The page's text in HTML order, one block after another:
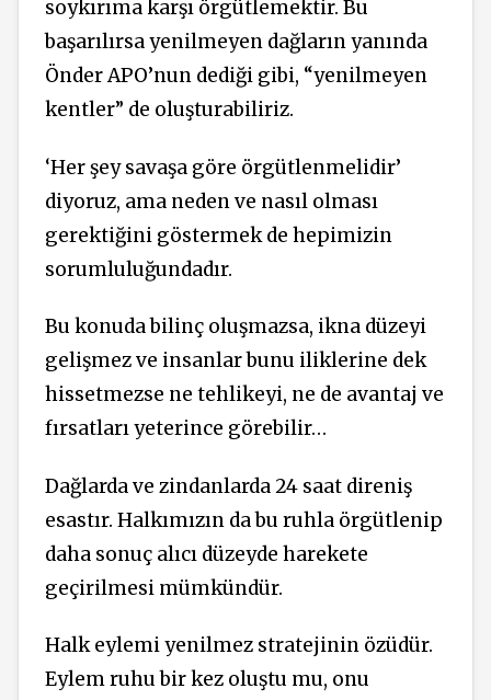
soykırıma karşı örgütlemektir. Bu
başarılırsa yenilmeyen dağların yanında
Önder APO’nun dediği gibi, “yenilmeyen
kentler” de oluşturabiliriz.
‘Her şey savaşa göre örgütlenmelidir’
diyoruz, ama neden ve nasıl olması
gerektiğini göstermek de hepimizin
sorumluluğundadır.
Bu konuda bilinç oluşmazsa, ikna düzeyi
gelişmez ve insanlar bunu iliklerine dek
hissetmezse ne tehlikeyi, ne de avantaj ve
fırsatları yeterince görebilir…
Dağlarda ve zindanlarda 24 saat direniş
esastır. Halkımızın da bu ruhla örgütlenip
daha sonuç alıcı düzeyde harekete
geçirilmesi mümkündür.
Halk eylemi yenilmez stratejinin özüdür.
Eylem ruhu bir kez oluştu mu, onu